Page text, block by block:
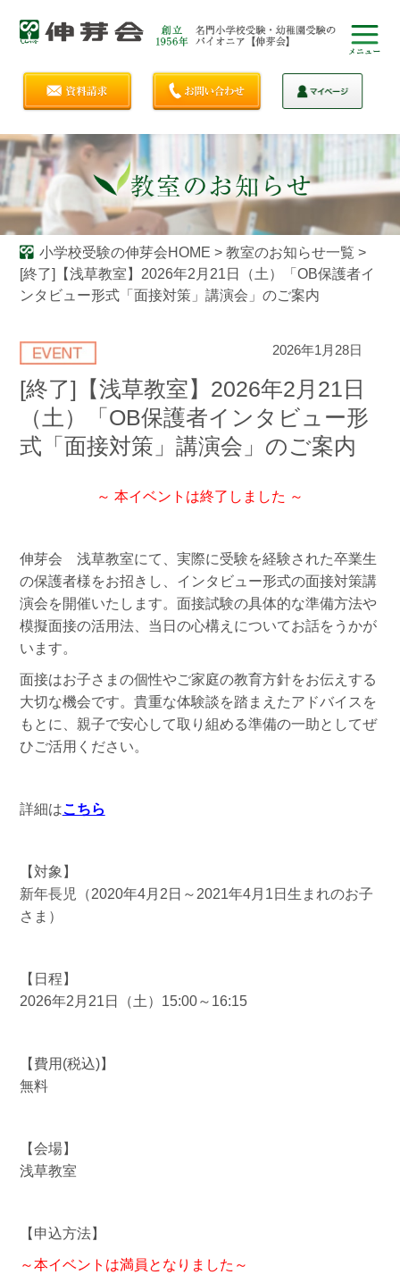
小学校受験の伸芽会HOME > 教室のお知らせ一覧 >
[終了]【浅草教室】2026年2月21日（土）「OB保護者イ
ンタビュー形式「面接対策」講演会」のご案内
2026年1月28日
[終了]【浅草教室】2026年2月21日
（土）「OB保護者インタビュー形
式「面接対策」講演会」のご案内
～ 本イベントは終了しました ～
伸芽会 浅草教室にて、実際に受験を経験された卒業生
の保護者様をお招きし、インタビュー形式の面接対策講
演会を開催いたします。面接試験の具体的な準備方法や
模擬面接の活用法、当日の心構えについてお話をうかが
います。
面接はお子さまの個性やご家庭の教育方針をお伝えする
大切な機会です。貴重な体験談を踏まえたアドバイスを
もとに、親子で安心して取り組める準備の一助としてぜ
ひご活用ください。
詳細はこちら
【対象】
新年長児（2020年4月2日～2021年4月1日生まれのお子
さま）
【日程】
2026年2月21日（土）15:00～16:15
【費用(税込)】
無料
【会場】
浅草教室
【申込方法】
～本イベントは満員となりました～